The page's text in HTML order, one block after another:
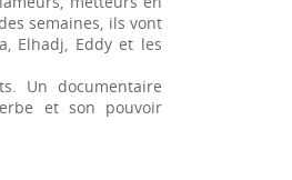
semaines, ils vont
Elhadj, Eddy et les
Un documentaire
et son pouvoir